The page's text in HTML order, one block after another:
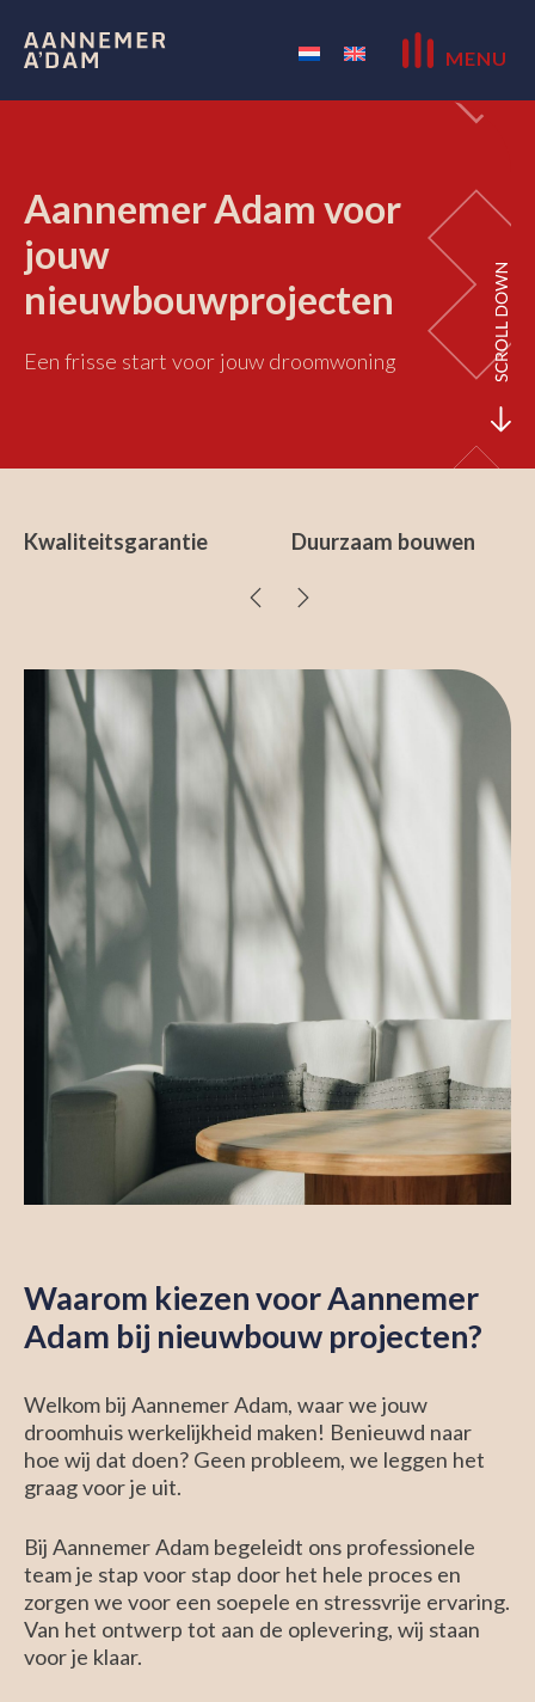
MENU
Aannemer Adam voor
jouw
nieuwbouwprojecten
Een frisse start voor jouw droomwoning
Persoonlijke aanpak Kwaliteitsgarantie
Waarom kiezen voor Aannemer
Adam bij nieuwbouw projecten?
Welkom bij Aannemer Adam, waar we jouw
droomhuis werkelijkheid maken! Benieuwd naar
hoe wij dat doen? Geen probleem, we leggen het
graag voor je uit.
Bij Aannemer Adam begeleidt ons professionele
team je stap voor stap door het hele proces en
zorgen we voor een soepele en stressvrije ervaring.
Van het ontwerp tot aan de oplevering, wij staan
voor je klaar.